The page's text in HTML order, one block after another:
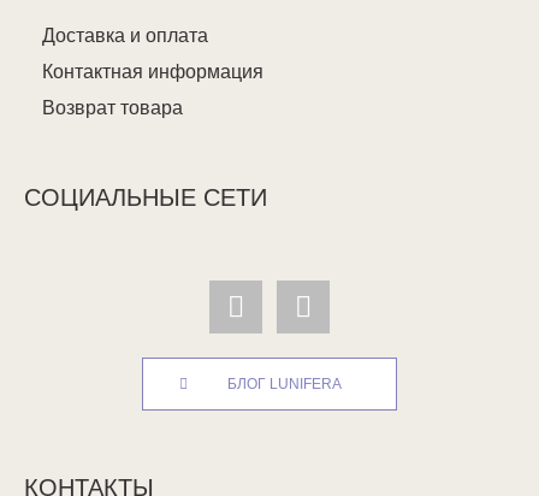
Доставка и оплата
Контактная информация
Возврат товара
СОЦИАЛЬНЫЕ СЕТИ
БЛОГ LUNIFERA
КОНТАКТЫ